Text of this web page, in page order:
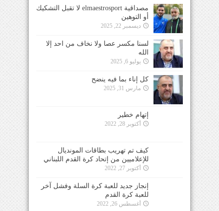
مصداقية elmaestrosport لا تقبل التشكيك
أو التوهين
ديسمبر 22, 2025
لسنا مكسر عصا ولا نخاف من احد إلا
الله
يوليو 6, 2025
كل إناء بما فيه ينضح
مارس 31, 2025
إتهام خطير
أكتوبر 28, 2022
كيف تم تهريب بطاقات المونديال
للإعلاميين من إتحاد كرة القدم اللبناني
أكتوبر 27, 2022
إنجاز جديد للعبة كرة السلة وفشل آخر
للعبة كرة القدم
أغسطس 26, 2022